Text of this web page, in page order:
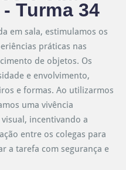
Turma 34
em sala, estimulamos os
práticas nas
de objetos. Os
e envolvimento,
e formas. Ao utilizarmos
uma vivência
incentivando a
entre os colegas para
a tarefa com segurança e